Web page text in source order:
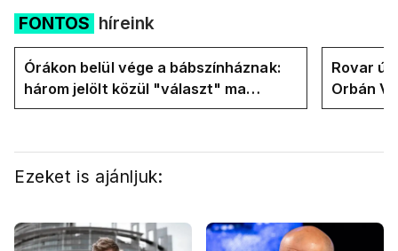
FONTOS híreink
Órákon belül vége a bábszínháznak:
három jelölt közül "választ" ma
államfőt a Tisza-frakció
Rovar
Orbán
felelős a
Ezeket is ajánljuk: